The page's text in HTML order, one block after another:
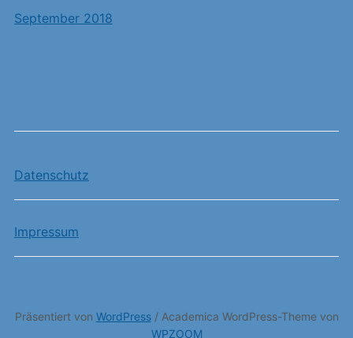
September 2018
Datenschutz
Impressum
Präsentiert von WordPress/ Academica WordPress-Theme von
WPZOOM